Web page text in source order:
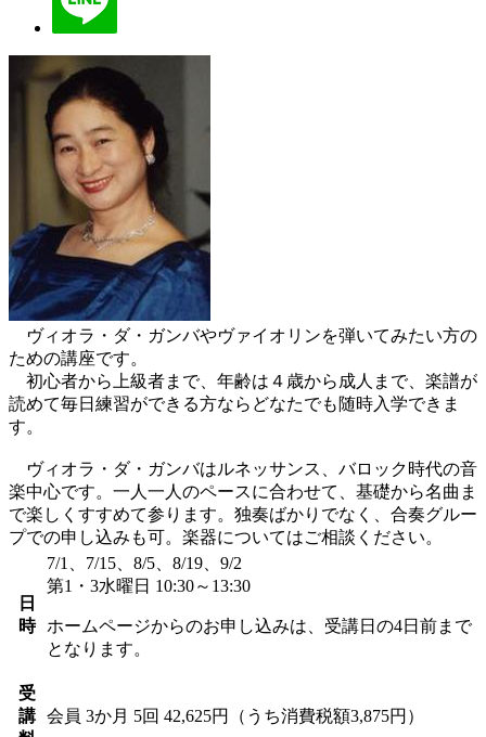
ヴィオラ・ダ・ガンバやヴァイオリンを弾いてみたい方の
ための講座です。
初心者から上級者まで、年齢は４歳から成人まで、楽譜が
読めて毎日練習ができる方ならどなたでも随時入学できま
す。
ヴィオラ・ダ・ガンバはルネッサンス、バロック時代の音
楽中心です。一人一人のペースに合わせて、基礎から名曲ま
で楽しくすすめて参ります。独奏ばかりでなく、合奏グルー
プでの申し込みも可。楽器についてはご相談ください。
日
時
7/1、7/15、8/5、8/19、9/2
第1・3水曜日 10:30～13:30
ホームページからのお申し込みは、受講日の4日前まで
となります。
受
講 会員 3か月 5回 42,625円（うち消費税額3,875円）